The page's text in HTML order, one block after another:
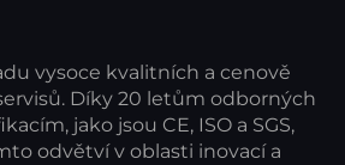
vysoce kvalitních a cenově
Díky 20 letům odborných
jako jsou CE, ISO a SGS,
odvětví v oblasti inovací a